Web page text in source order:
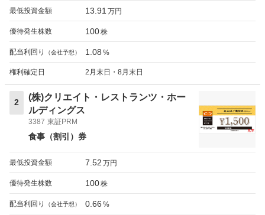
最低投資金額 13.91 万円
優待発生株数 100株
配当利回り （会社予想） 1.08 %
権利確定日 2月末日・8月末日
2
(株)クリエイト・レストランツ・ホー
ルディングス
3387 東証PRM
食事（割引）券
最低投資金額 7.52 万円
優待発生株数 100株
配当利回り （会社予想） 0.66 %